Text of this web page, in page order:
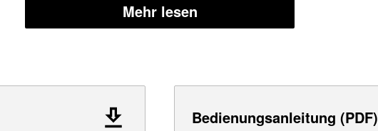
Mehr lesen
Bedienungsanleitung (PDF)